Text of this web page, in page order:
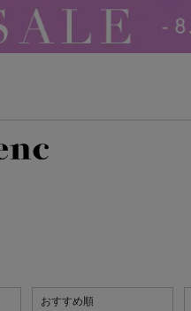
おすすめ順